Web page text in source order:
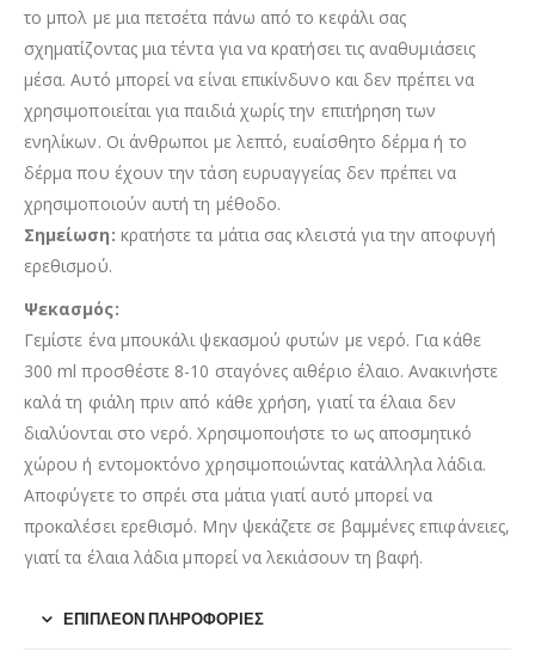
το μπολ με μια πετσέτα πάνω από το κεφάλι σας
σχηματίζοντας μια τέντα για να κρατήσει τις αναθυμιάσεις
μέσα. Αυτό μπορεί να είναι επικίνδυνο και δεν πρέπει να
χρησιμοποιείται για παιδιά χωρίς την επιτήρηση των
ενηλίκων. Οι άνθρωποι με λεπτό, ευαίσθητο δέρμα ή το
δέρμα που έχουν την τάση ευρυαγγείας δεν πρέπει να
χρησιμοποιούν αυτή τη μέθοδο.
Σημείωση: κρατήστε τα μάτια σας κλειστά για την αποφυγή
ερεθισμού.
Ψεκασμός:
Γεμίστε ένα μπουκάλι ψεκασμού φυτών με νερό. Για κάθε
300 ml προσθέστε 8-10 σταγόνες αιθέριο έλαιο. Ανακινήστε
καλά τη φιάλη πριν από κάθε χρήση, γιατί τα έλαια δεν
διαλύονται στο νερό. Χρησιμοποιήστε το ως αποσμητικό
χώρου ή εντομοκτόνο χρησιμοποιώντας κατάλληλα λάδια.
Αποφύγετε το σπρέι στα μάτια γιατί αυτό μπορεί να
προκαλέσει ερεθισμό. Μην ψεκάζετε σε βαμμένες επιφάνειες,
γιατί τα έλαια λάδια μπορεί να λεκιάσουν τη βαφή.
ΕΠΙΠΛΈΟΝ ΠΛΗΡΟΦΟΡΊΕΣ